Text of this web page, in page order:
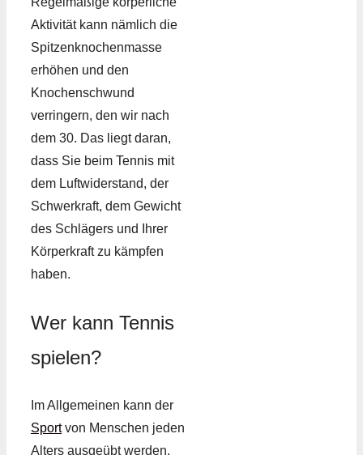
Aktivität kann nämlich die
Spitzenknochenmasse
erhöhen und den
Knochenschwund
verringern, den wir nach
dem 30. Das liegt daran,
dass Sie beim Tennis mit
dem Luftwiderstand, der
Schwerkraft, dem Gewicht
des Schlägers und Ihrer
Körperkraft zu kämpfen
haben.
Wer kann Tennis
spielen?
Im Allgemeinen kann der
Sportvon Menschen jeden
Alters ausgeübt werden,